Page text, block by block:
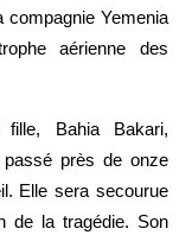
compagnie Yemenia
aérienne des
Bahia Bakari,
près de onze
Elle sera secourue
de la tragédie. Son